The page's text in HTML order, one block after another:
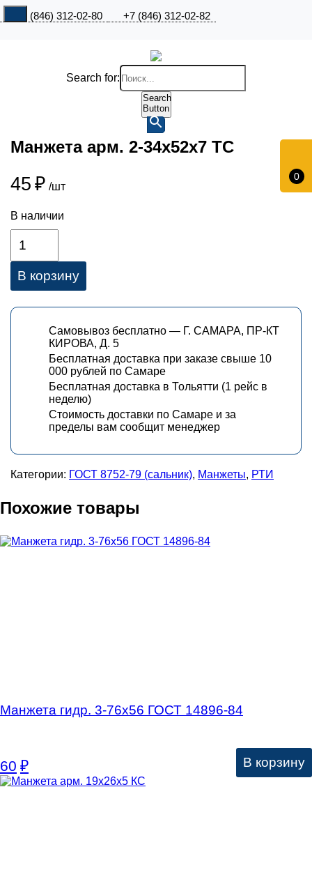
+7 (846) 312-02-80 +7 (846) 312-02-82
0
Search for:
Search
Button
Манжета арм. 2-34х52х7 ТС
45 ₽ /шт
В наличии
В корзину
Самовывоз бесплатно — Г. САМАРА, ПР-КТ
КИРОВА, Д. 5
Бесплатная доставка при заказе свыше 10
000 рублей по Самаре
Бесплатная доставка в Тольятти (1 рейс в
неделю)
Стоимость доставки по Самаре и за
пределы вам сообщит менеджер
Категории: ГОСТ 8752-79 (сальник), Манжеты, РТИ
Похожие товары
Манжета гидр. 3-76х56 ГОСТ 14896-84
60 ₽ В корзину